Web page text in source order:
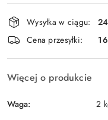
Dostępność
i
dostawa
Wysyłka w ciągu:
Cena przesyłki:
Więcej o produkcie
Waga: 2